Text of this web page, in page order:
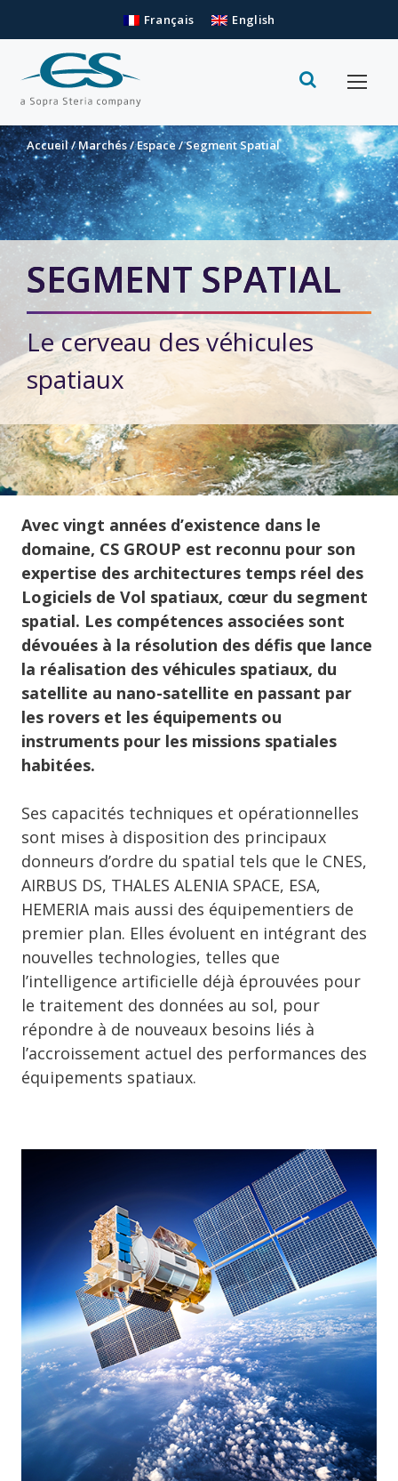
Français English
Accueil/Marchés/Espace/Segment Spatial
SEGMENT SPATIAL
Le cerveau des véhicules
spatiaux
Avec vingt années d’existence dans le
domaine, CS GROUP est reconnu pour son
expertise des architectures temps réel des
Logiciels de Vol spatiaux, cœur du segment
spatial. Les compétences associées sont
dévouées à la résolution des défis que lance
la réalisation des véhicules spatiaux, du
satellite au nano-satellite en passant par
les rovers et les équipements ou
instruments pour les missions spatiales
habitées.
Ses capacités techniques et opérationnelles
sont mises à disposition des principaux
donneurs d’ordre du spatial tels que le CNES,
AIRBUS DS, THALES ALENIA SPACE, ESA,
HEMERIA mais aussi des équipementiers de
premier plan. Elles évoluent en intégrant des
nouvelles technologies, telles que
l’intelligence artificielle déjà éprouvées pour
le traitement des données au sol, pour
répondre à de nouveaux besoins liés à
l’accroissement actuel des performances des
équipements spatiaux.